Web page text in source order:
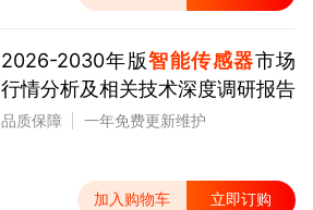
2026-2030年版智能传感器市场
行情分析及相关技术深度调研报告
品质保障 一年免费更新维护
加入购物车 立即订购